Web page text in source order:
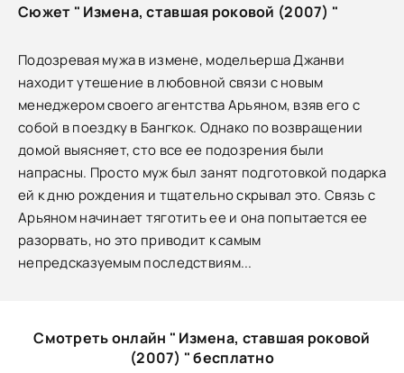
Сюжет " Измена, ставшая роковой (2007) "
Подозревая мужа в измене, модельерша Джанви
находит утешение в любовной связи с новым
менеджером своего агентства Арьяном, взяв его с
собой в поездку в Бангкок. Однако по возвращении
домой выясняет, сто все ее подозрения были
напрасны. Просто муж был занят подготовкой подарка
ей к дню рождения и тщательно скрывал это. Связь с
Арьяном начинает тяготить ее и она попытается ее
разорвать, но это приводит к самым
непредсказуемым последствиям...
Смотреть онлайн " Измена, ставшая роковой
(2007) " бесплатно